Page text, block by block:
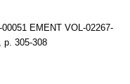
EMENT VOL-02267-
p. 305-308